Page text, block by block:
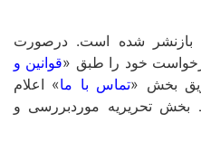
بازنشر شده است. درصورت
خود را طبق «قوانین و
بخش «تماس با ما» اعلام
بخش تحریریه موردبررسی و